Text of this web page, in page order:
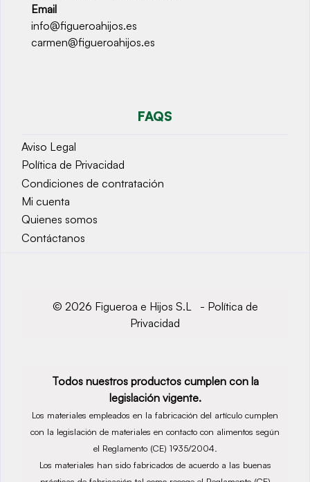
Email
info@figueroahijos.es
carmen@figueroahijos.es
FAQS
Aviso Legal
Política de Privacidad
Condiciones de contratación
Mi cuenta
Quienes somos
Contáctanos
© 2026 Figueroa e Hijos S.L - Política de
Privacidad
Todos nuestros productos cumplen con la
legislación vigente.
Los materiales empleados en la fabricación del artículo cumplen
con la legislación de materiales en contacto con alimentos según
el Reglamento (CE) 1935/2004.
Los materiales han sido fabricados de acuerdo a las buenas